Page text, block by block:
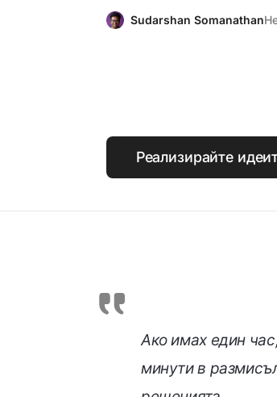
Sudarshan Somanathan
Реализирайте
Ако имах един
минути в